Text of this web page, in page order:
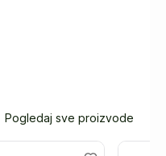
Pogledaj sve proizvode